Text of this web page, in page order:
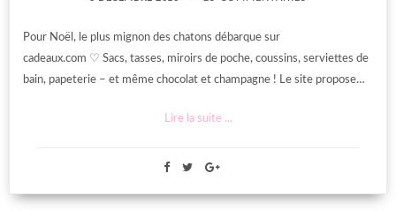
Pour Noël, le plus mignon des chatons débarque sur
cadeaux.com ♡ Sacs, tasses, miroirs de poche, coussins, serviettes de
bain, papeterie – et même chocolat et champagne ! Le site propose…
Lire la suite ...